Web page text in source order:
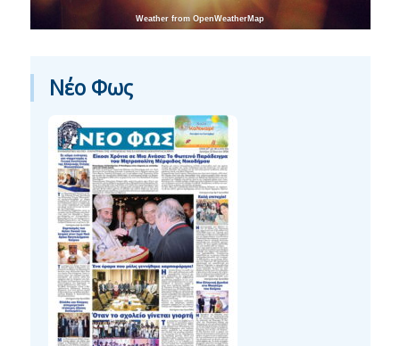
Weather from OpenWeatherMap
Νέο Φως